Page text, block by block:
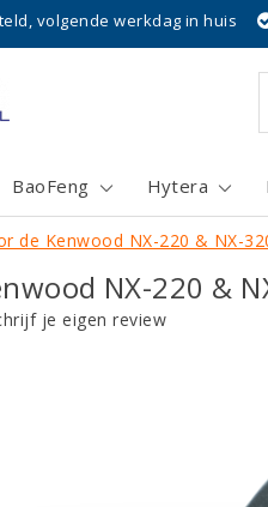
volgende werkdag in huis
BaoFeng Hytera
de Kenwood NX-220 & NX-
NX-220 &
je eigen review